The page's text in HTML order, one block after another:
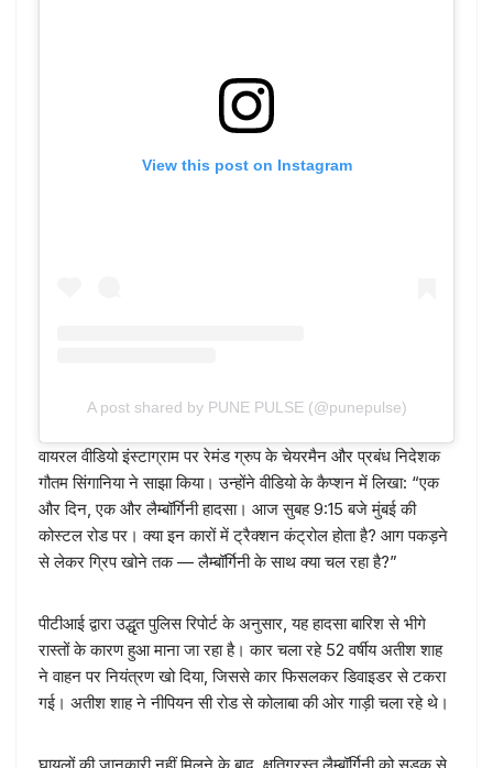
View this post on Instagram
A post shared by PUNE PULSE (@punepulse)
वायरल वीडियो इंस्टाग्राम पर रेमंड ग्रुप के चेयरमैन और प्रबंध निदेशक
गौतम सिंगानिया ने साझा किया। उन्होंने वीडियो के कैप्शन में लिखा: “एक
और दिन, एक और लैम्बॉर्गिनी हादसा। आज सुबह 9:15 बजे मुंबई की
कोस्टल रोड पर। क्या इन कारों में ट्रैक्शन कंट्रोल होता है? आग पकड़ने
से लेकर ग्रिप खोने तक — लैम्बॉर्गिनी के साथ क्या चल रहा है?”
पीटीआई द्वारा उद्धृत पुलिस रिपोर्ट के अनुसार, यह हादसा बारिश से भीगे
रास्तों के कारण हुआ माना जा रहा है। कार चला रहे 52 वर्षीय अतीश शाह
ने वाहन पर नियंत्रण खो दिया, जिससे कार फिसलकर डिवाइडर से टकरा
गई। अतीश शाह ने नीपियन सी रोड से कोलाबा की ओर गाड़ी चला रहे थे।